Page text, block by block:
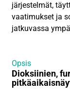
järjestelmät,
vaatimukset ja
jatkuvassa
Opsis
Dioksiinien,